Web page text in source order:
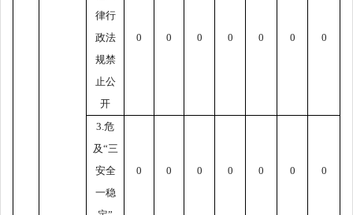
律行
政法
规禁
止公
开
0 0 0 0 0 0 0
3. 危
及“三
安全
一稳
0 0 0 0 0 0 0